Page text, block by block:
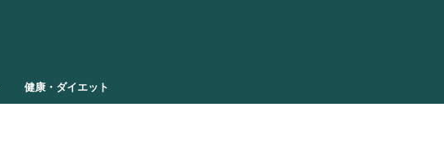
健康・ダイエット